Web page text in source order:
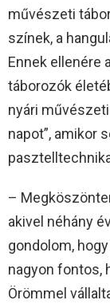
művészeti
színek, a
Ennek ellenére
táborozók
nyári
napot”, amikor
–
akivel néhány
gondolom,
nagyon fontos,
Örömmel